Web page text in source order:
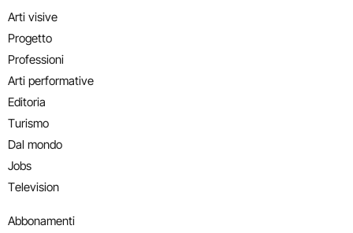
Arti visive
Progetto
Professioni
Arti performative
Editoria
Turismo
Dal mondo
Jobs
Television
Abbonamenti